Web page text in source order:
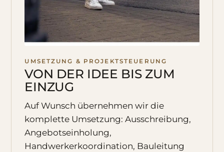
UMSETZUNG & PROJEKTSTEUERUNG
VON DER IDEE BIS ZUM
EINZUG
Auf Wunsch übernehmen wir die
komplette Umsetzung: Ausschreibung,
Angebotseinholung,
Handwerkerkoordination, Bauleitung